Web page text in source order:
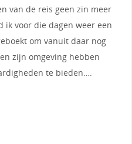
van de reis geen zin meer
ik voor die dagen weer een
om vanuit daar nog
zijn omgeving hebben
te bieden….